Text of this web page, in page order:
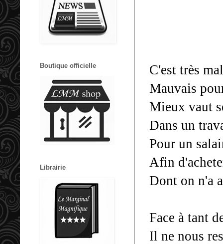
C'est très
Mauvais
Mieux vaut
Dans un
Pour un
Afin
Dont on n'a
Face à tant
Il ne nous
Boutique officielle
Librairie